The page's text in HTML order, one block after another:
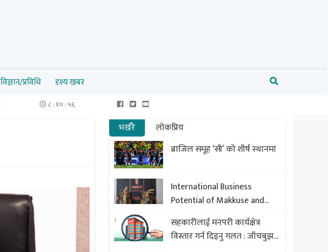
विज्ञान/प्रविधि दृश्य खबर
८ : १० : ५६
भर्खरै
लोकप्रिय
ब्राजिल समूह ‘सी’ को शीर्ष स्थानमा
International Business
Potential of Makkuse and
Export Opportunities of
Nepali Sweets with Global
Comparison to Baklava
सहकारीलाई मनपरी कार्यक्षेत्र
विस्तार गर्न दिइनु गलत : जाँचबुझ